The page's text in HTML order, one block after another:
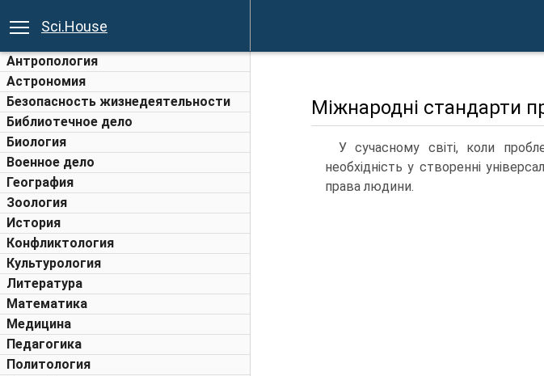
Sci.House
Антропология
Астрономия
Безопасность жизнедеятельности
Библиотечное дело
Биология
Военное дело
География
Зоология
История
Конфликтология
Культурология
Литература
Математика
Медицина
Педагогика
Политология
Міжнародні стандарти
У сучасному світі, коли
необхідність у створенні
права людини.